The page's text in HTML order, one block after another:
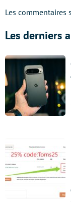
Les commentaires
Les derniers